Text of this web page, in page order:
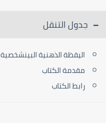
جدول التنقل
اليقظة الذهنية البينشخصية
مقدمة الكتاب
رابط الكتاب